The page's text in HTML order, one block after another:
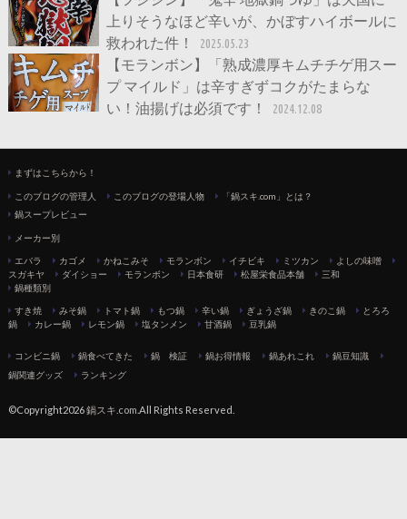
上りそうなほど辛いが、かぼすハイボールに
救われた件！
2025.05.23
【モランボン】「熟成濃厚キムチチゲ用スー
プ マイルド」は辛すぎずコクがたまらな
い！油揚げは必須です！
2024.12.08
まずはこちらから！
このブログの管理人 このブログの登場人物
「鍋スキ.com」とは？
鍋スープレビュー
メーカー別
エバラ カゴメ かねこみそ モランボン イチビキ ミツカン
よしの味噌
スガキヤ
ダイショー モランボン 日本食研 松屋栄食品本舗
三和
鍋種類別
すき焼 みそ鍋 トマト鍋 もつ鍋 辛い鍋 ぎょうざ鍋 きのこ鍋
とろろ
鍋
カレー鍋 レモン鍋 塩タンメン 甘酒鍋 豆乳鍋
コンビニ鍋 鍋食べてきた 鍋 検証 鍋お得情報 鍋あれこれ
鍋豆知識
鍋関連グッズ
ランキング
©Copyright2026鍋スキ.com .All Rights Reserved.